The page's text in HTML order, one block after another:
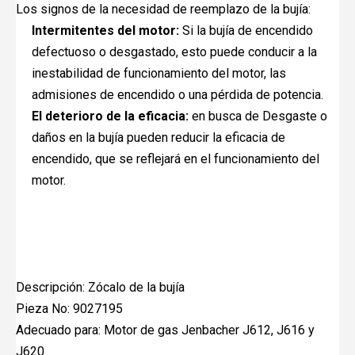
Los signos de la necesidad de reemplazo de la bujía:
Intermitentes del motor: Si la bujía de encendido
defectuoso o desgastado, esto puede conducir a la
inestabilidad de funcionamiento del motor, las
admisiones de encendido o una pérdida de potencia.
El deterioro de la eficacia: en busca de Desgaste o
daños en la bujía pueden reducir la eficacia de
encendido, que se reflejará en el funcionamiento del
motor.
Descripción: Zócalo de la bujía
Pieza No: 9027195
Adecuado para: Motor de gas Jenbacher J612, J616 y
J620